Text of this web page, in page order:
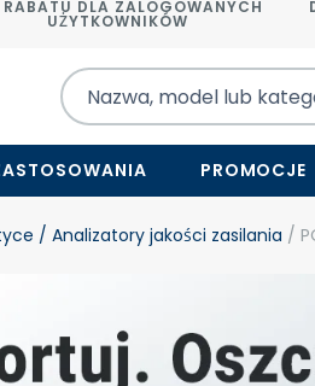
RABATU DLA ZALOGOWANYCH
UŻYTKOWNIKÓW
PROMOCJE
/ Analizatory jakości zasilania /